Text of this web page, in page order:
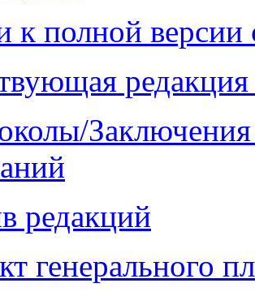
к полной версии
редакция
редакций
генерального